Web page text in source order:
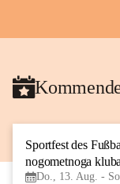
Sportfest des
nogometnoga kluba
Do., 13. Aug. -